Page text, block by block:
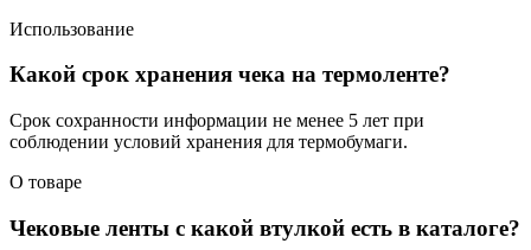
Использование
Какой срок хранения чека на термоленте?
Срок сохранности информации не менее 5 лет при
соблюдении условий хранения для термобумаги.
О товаре
Чековые ленты с какой втулкой есть в каталоге?